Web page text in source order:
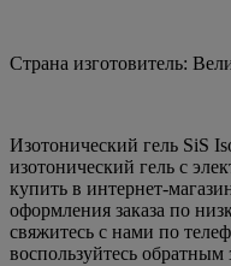
Страна изготовитель:
Изотонический гель SiS
изотонический гель с
купить в интернет-
оформления заказа по
свяжитесь с нами по
воспользуйтесь обратным